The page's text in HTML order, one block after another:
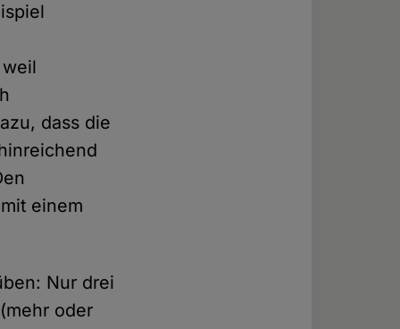
dass die
einem
Nur drei
oder